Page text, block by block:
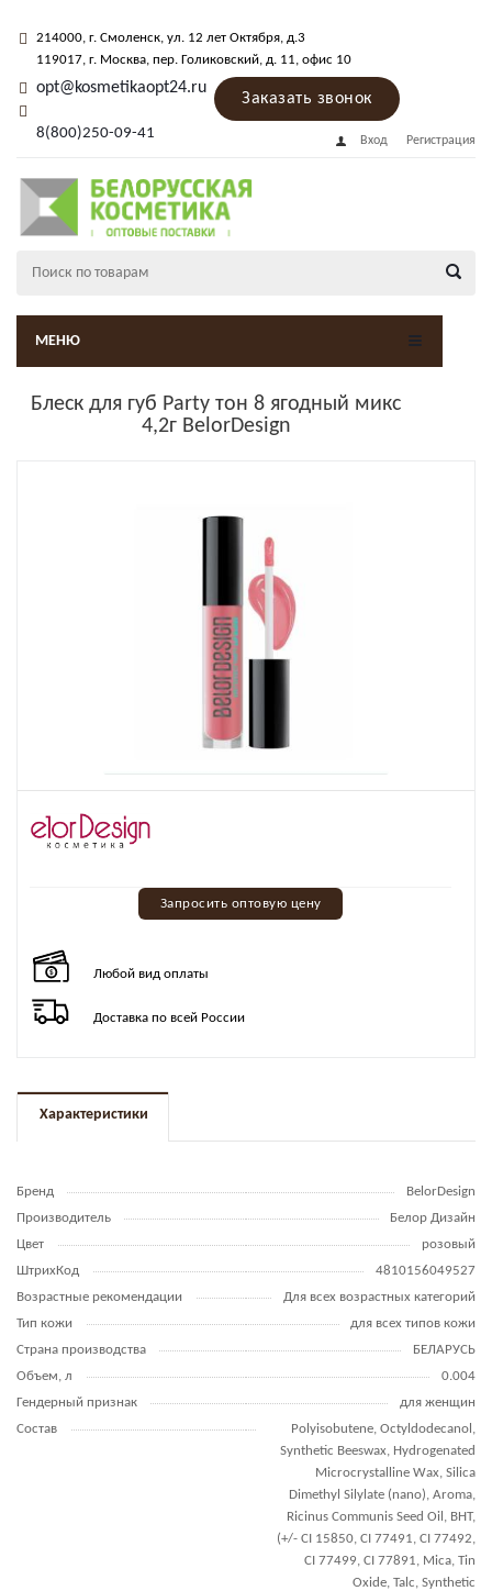
214000, г. Смоленск, ул. 12 лет Октября, д.3
119017, г. Москва, пер. Голиковский, д. 11, офис 10
opt@kosmetikaopt24.ru
8(800)250-09-41
Заказать звонок
Вход Регистрация
МЕНЮ
Блеск для губ Party тон 8 ягодный микс
4,2г BelorDesign
Запросить оптовую цену
Любой вид оплаты
Доставка по всей России
Характеристики
Бренд
BelorDesign
Производитель
Белор Дизайн
Цвет
розовый
ШтрихКод
4810156049527
Возрастные рекомендации
Для всех возрастных категорий
Тип кожи
для всех типов кожи
Страна производства
БЕЛАРУСЬ
Объем, л
0.004
Гендерный признак
для женщин
Состав
Polyisobutene, Octyldodecanol,
Synthetic Beeswax, Hydrogenated
Microcrystalline Wax, Silica
Dimethyl Silylate (nano), Aroma,
Ricinus Communis Seed Oil, BHT,
(+/- CI 15850, CI 77491, CI 77492,
CI 77499, CI 77891, Mica, Tin
Oxide, Talc, Synthetic